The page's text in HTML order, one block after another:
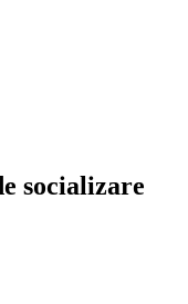
socializare